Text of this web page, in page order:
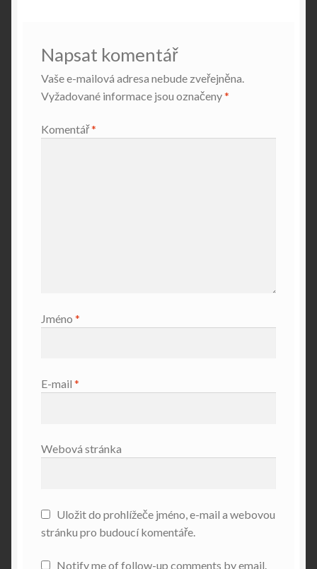
Napsat komentář
Vaše e-mailová adresa nebude zveřejněna.
Vyžadované informace jsou označeny*
Komentář*
Jméno *
E-mail *
Webová stránka
Uložit do prohlížeče jméno, e-mail a webovou
stránku pro budoucí komentáře.
Notify me of follow-up comments by email.